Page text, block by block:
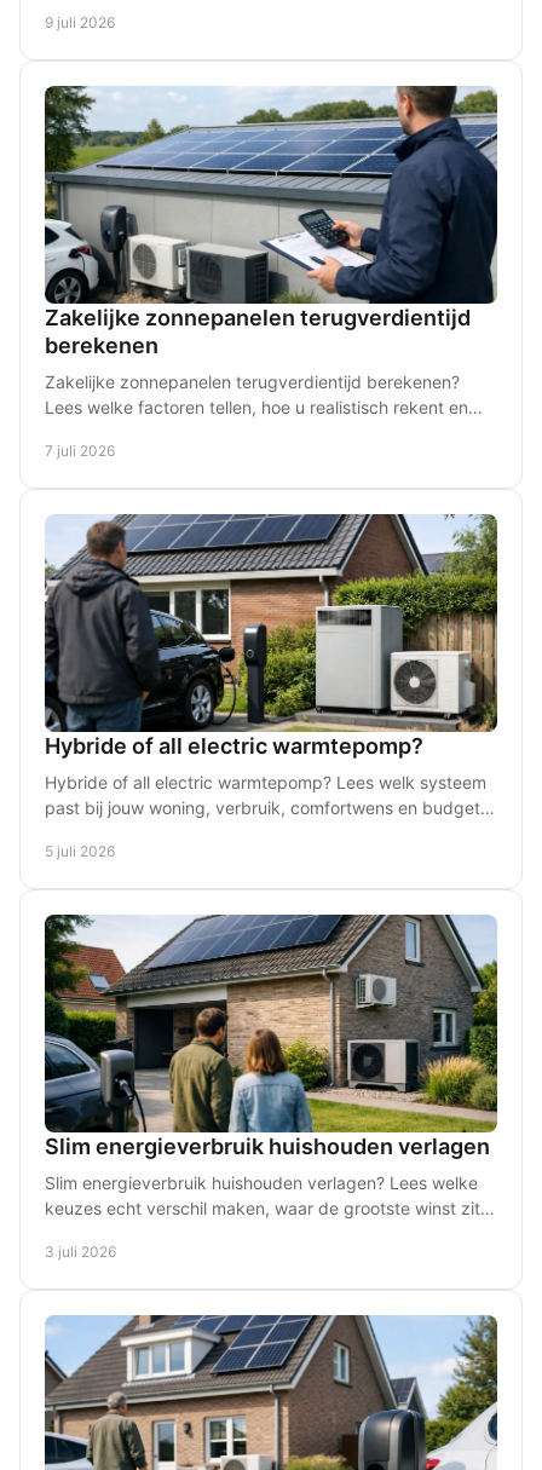
9 juli 2026
Zakelijke zonnepanelen terugverdientijd
berekenen
Zakelijke zonnepanelen terugverdientijd berekenen?
Lees welke factoren tellen, hoe u realistisch rekent en
7 juli 2026
Hybride of all electric warmtepomp?
Hybride of all electric warmtepomp? Lees welk systeem
past bij jouw woning, verbruik, comfortwens en budget
5 juli 2026
Slim energieverbruik huishouden verlagen
Slim energieverbruik huishouden verlagen? Lees welke
keuzes echt verschil maken, waar de grootste winst zit
3 juli 2026